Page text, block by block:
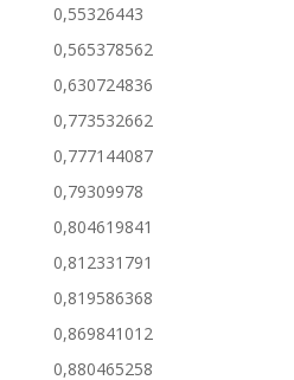
0,55326443
0,565378562
0,630724836
0,773532662
0,777144087
0,79309978
0,804619841
0,812331791
0,819586368
0,869841012
0,880465258